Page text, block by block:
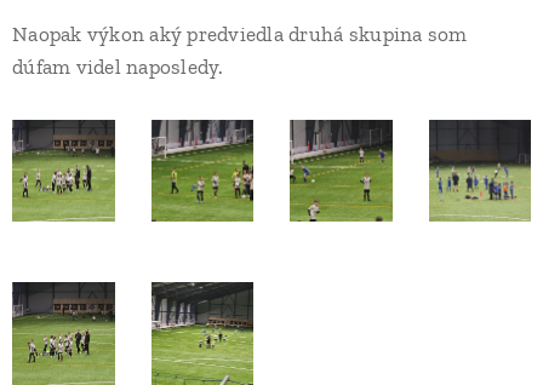
Naopak výkon aký predviedla druhá skupina som
dúfam videl naposledy.